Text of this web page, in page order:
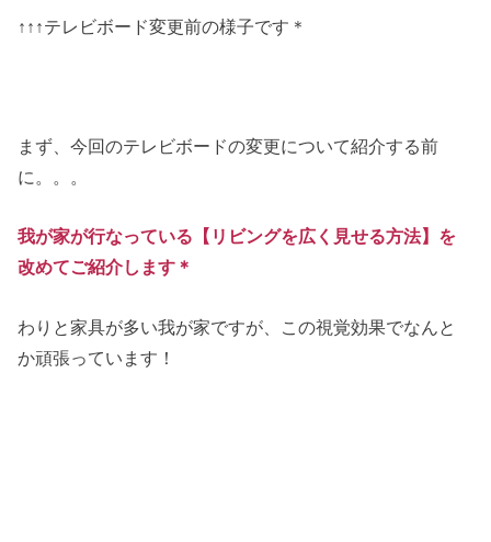
↑↑↑テレビボード変更前の様子です＊
まず、今回のテレビボードの変更について紹介する前
に。。。
我が家が行なっている【リビングを広く見せる方法】を
改めてご紹介します＊
わりと家具が多い我が家ですが、この視覚効果でなんと
か頑張っています！